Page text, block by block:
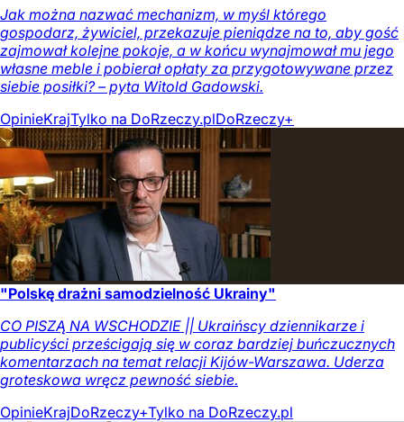
Jak można nazwać mechanizm, w myśl którego
gospodarz, żywiciel, przekazuje pieniądze na to, aby gość
zajmował kolejne pokoje, a w końcu wynajmował mu jego
własne meble i pobierał opłaty za przygotowywane przez
siebie posiłki? – pyta Witold Gadowski.
OpinieKrajTylko na DoRzeczy.plDoRzeczy+
"Polskę drażni samodzielność Ukrainy"
CO PISZĄ NA WSCHODZIE || Ukraińscy dziennikarze i
publicyści prześcigają się w coraz bardziej buńczucznych
komentarzach na temat relacji Kijów-Warszawa. Uderza
groteskowa wręcz pewność siebie.
OpinieKrajDoRzeczy+Tylko na DoRzeczy.pl